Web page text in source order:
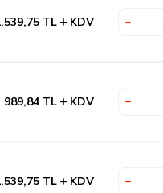
TL KDV
989,84 TL KDV
TL KDV